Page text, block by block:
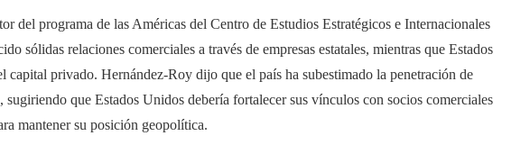
del programa de las Américas del Centro de Estudios Estratégicos e Internacionales
sólidas relaciones comerciales a través de empresas estatales, mientras que Estados
capital privado. Hernández-Roy dijo que el país ha subestimado la penetración de
que Estados Unidos debería fortalecer sus vínculos con socios comerciales
mantener su posición geopolítica.